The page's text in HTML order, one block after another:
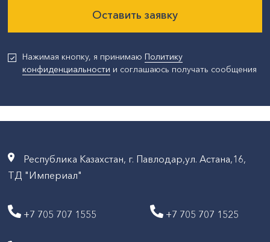
Оставить заявку
Нажимая кнопку, я принимаю Политику
конфиденциальности и соглашаюсь получать сообщения
Республика Казахстан, г. Павлодар,ул. Астана,16,
ТД "Империал"
+7 705 707 1555 +7 705 707 1525